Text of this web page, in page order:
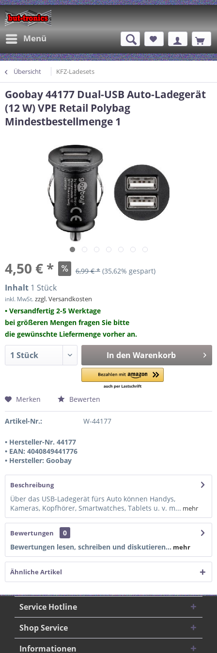
Menü
Übersicht KFZ-Ladesets
Goobay 44177 Dual-USB Auto-Ladegerät
(12 W) VPE Retail Polybag
Mindestbestellmenge 1
4,50 € * 6,99 € * (35,62% gespart)
Inhalt 1 Stück
inkl. MwSt.zzgl. Versandkosten
• Versandfertig 2-5 Werktage
bei größeren Mengen fragen Sie bitte
die gewünschte Liefermenge vorher an.
In den Warenkorb
Merken Bewerten
Artikel-Nr.: W-44177
• Hersteller-Nr. 44177
• EAN: 4040849441776
• Hersteller: Goobay
Beschreibung
Über das USB-Ladegerät fürs Auto können Handys,
Kameras, Kopfhörer, Smartwatches, Tablets u. v. m... mehr
Bewertungen
0
Bewertungen lesen, schreiben und diskutieren... mehr
Ähnliche Artikel
Service Hotline
Shop Service
Informationen